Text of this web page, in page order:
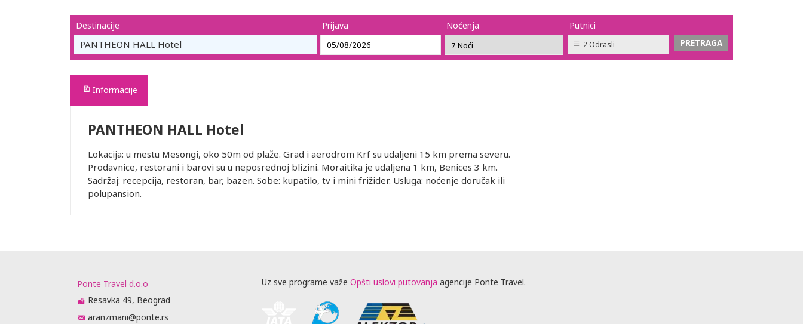
Destinacije
PANTHEON HALL Hotel
Prijava Noćenja Putnici
2 Odrasli
Informacije
PANTHEON HALL Hotel
Lokacija: u mestu Mesongi, oko 50m od plaže. Grad i aerodrom Krf su udaljeni 15 km prema severu.
Prodavnice, restorani i barovi su u neposrednoj blizini. Moraitika je udaljena 1 km, Benices 3 km.
Sadržaj: recepcija, restoran, bar, bazen. Sobe: kupatilo, tv i mini frižider. Usluga: noćenje doručak ili
polupansion.
Ponte Travel d.o.o
Resavka 49, Beograd
aranzmani@ponte.rs
Uz sve programe važe Opšti uslovi putovanja agencije Ponte Travel.